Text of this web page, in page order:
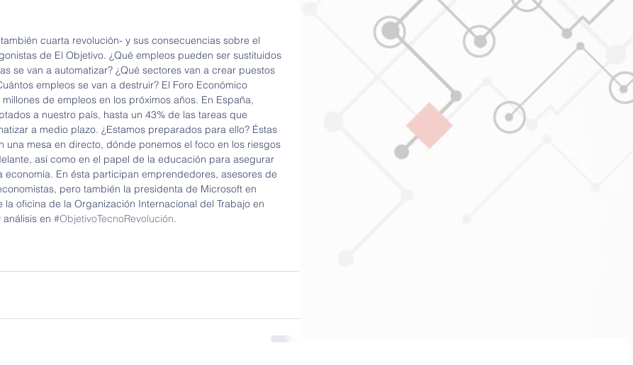
cuarta revolución- y sus consecuencias sobre el
de El Objetivo. ¿Qué empleos pueden ser sustituidos
se van a automatizar? ¿Qué sectores van a crear puestos
empleos se van a destruir? El Foro Económico
de empleos en los próximos años. En España,
a nuestro país, hasta un 43% de las tareas que
a medio plazo. ¿Estamos preparados para ello? Éstas
una mesa en directo, dónde ponemos el foco en los riesgos
así como en el papel de la educación para asegurar
economía. En ésta participan emprendedores, asesores de
pero también la presidenta de Microsoft en
oficina de la Organización Internacional del Trabajo en
en #ObjetivoTecnoRevolución.